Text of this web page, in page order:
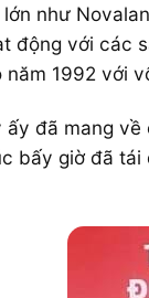
như
động với các
1992 với
đã mang
bấy giờ đã